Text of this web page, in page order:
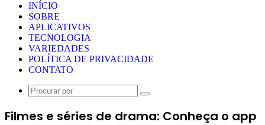
INÍCIO
SOBRE
APLICATIVOS
TECNOLOGIA
VARIEDADES
POLÍTICA DE PRIVACIDADE
CONTATO
Procurar
Filmes e séries de drama: Conheça o app